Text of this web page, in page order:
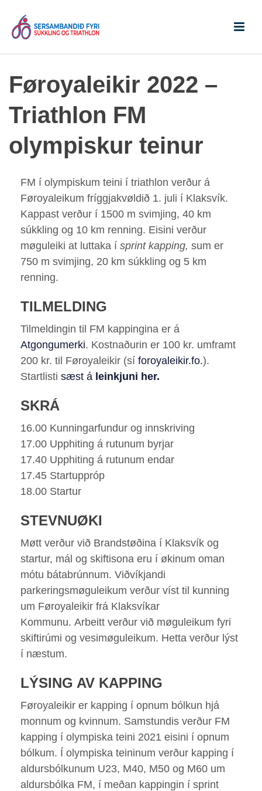
Føroyaleikir 2022 –
Triathlon FM
olympiskur teinur
FM í olympiskum teini í triathlon verður á
Føroyaleikum fríggjakvøldið 1. juli í Klaksvík.
Kappast verður í 1500 m svimjing, 40 km
súkkling og 10 km renning. Eisini verður
møguleiki at luttaka í sprint kapping, sum er
750 m svimjing, 20 km súkkling og 5 km
renning.
TILMELDING
Tilmeldingin til FM kappingina er á
Atgongumerki. Kostnaðurin er 100 kr. umframt
200 kr. til Føroyaleikir (sí foroyaleikir.fo.).
Startlisti sæst á leinkjuni her.
SKRÁ
16.00 Kunningarfundur og innskriving
17.00 Upphiting á rutunum byrjar
17.40 Upphiting á rutunum endar
17.45 Startuppróp
18.00 Startur
STEVNUØKI
Møtt verður við Brandstøðina í Klaksvík og
startur, mál og skiftisona eru í økinum oman
mótu bátabrúnnum. Viðvíkjandi
parkeringsmøguleikum verður víst til kunning
um Føroyaleikir frá Klaksvíkar
Kommunu. Arbeitt verður við møguleikum fyri
skiftirúmi og vesimøguleikum. Hetta verður lýst
í næstum.
LÝSING AV KAPPING
Føroyaleikir er kapping í opnum bólkun hjá
monnum og kvinnum. Samstundis verður FM
kapping í olympiska teini 2021 eisini í opnum
bólkum. Í olympiska teininum verður kapping í
aldursbólkunum U23, M40, M50 og M60 um
aldursbólka FM, í meðan kappingin í sprint